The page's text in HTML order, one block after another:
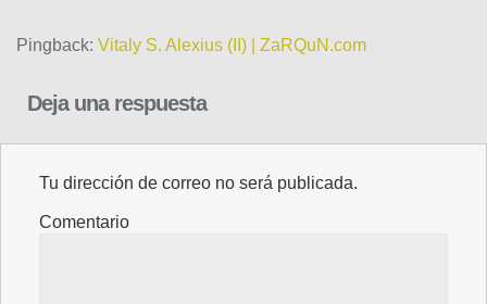
Pingback: Vitaly S. Alexius (II) | ZaRQuN.com
Deja una respuesta
Tu dirección de correo no será publicada.
Comentario